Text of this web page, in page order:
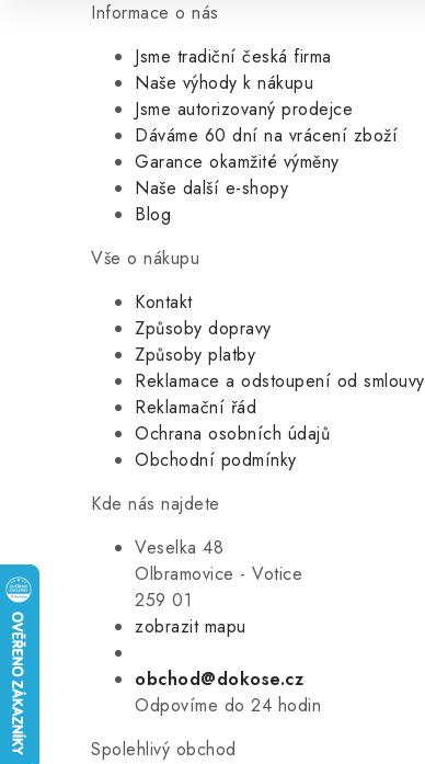
Informace o nás
Jsme tradiční česká firma
Naše výhody k nákupu
Jsme autorizovaný prodejce
Dáváme 60 dní na vrácení zboží
Garance okamžité výměny
Naše další e-shopy
Blog
Vše o nákupu
Kontakt
Způsoby dopravy
Způsoby platby
Reklamace a odstoupení od smlouvy
Reklamační řád
Ochrana osobních údajů
Obchodní podmínky
Kde nás najdete
Veselka 48
Olbramovice - Votice
259 01
zobrazit mapu
obchod@dokose.cz
Odpovíme do 24 hodin
Spolehlivý obchod